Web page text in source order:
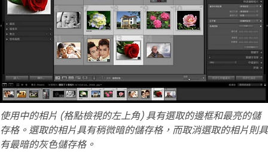
使用中的相片 (格點檢視的左上角) 具有選取的邊框和最亮的儲
存格。選取的相片具有稍微暗的儲存格，而取消選取的相片則具
有最暗的灰色儲存格。